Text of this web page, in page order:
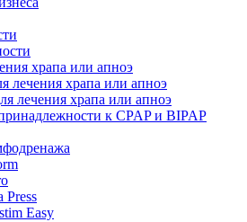
храпа или апноэ
лечения храпа или апноэ
лечения храпа или апноэ
к CPAP и BIPAP
Press
Easy